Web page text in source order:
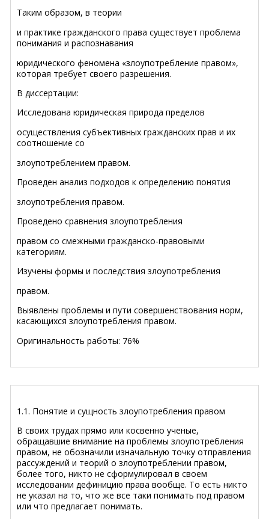
Таким образом, в теории
и практике гражданского права существует проблема
понимания и распознавания
юридического феномена «злоупотребление правом»,
которая требует своего разрешения.
В диссертации:
Исследована юридическая природа пределов
осуществления субъективных гражданских прав и их
соотношение со
злоупотреблением правом.
Проведен анализ подходов к определению понятия
злоупотребления правом.
Проведено сравнения злоупотребления
правом со смежными гражданско-правовыми
категориям.
Изучены формы и последствия злоупотребления
правом.
Выявлены проблемы и пути совершенствования норм,
касающихся злоупотребления правом.
Оригинальность работы: 76%
1.1. Понятие и сущность злоупотребления правом
В своих трудах прямо или косвенно ученые,
обращавшие внимание на проблемы злоупотребления
правом, не обозначили изначальную точку отправления
рассуждений и теорий о злоупотреблении правом,
более того, никто не сформулировал в своем
исследовании дефиницию права вообще. То есть никто
не указал на то, что же все таки понимать под правом
или что предлагает понимать.